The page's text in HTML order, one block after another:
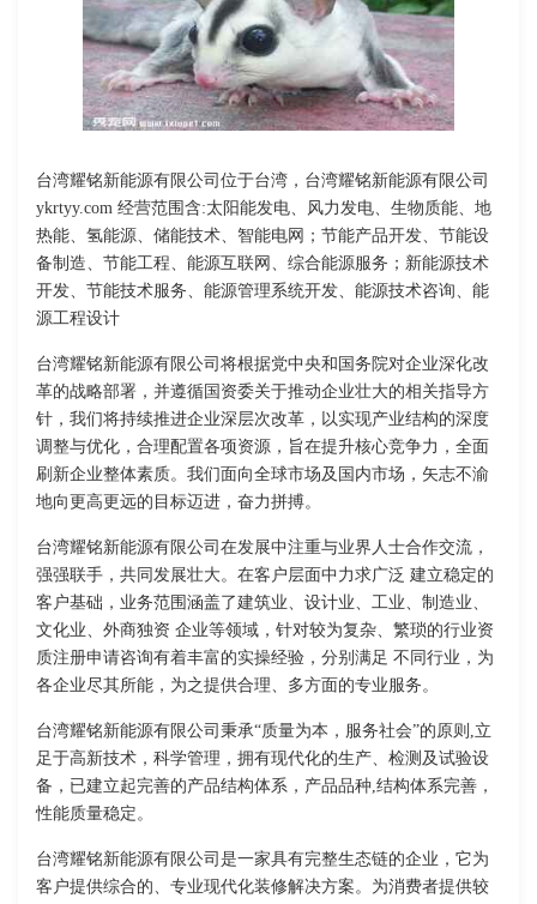
台湾耀铭新能源有限公司位于台湾，台湾耀铭新能源有限公司
ykrtyy.com 经营范围含:太阳能发电、风力发电、生物质能、地
热能、氢能源、储能技术、智能电网；节能产品开发、节能设
备制造、节能工程、能源互联网、综合能源服务；新能源技术
开发、节能技术服务、能源管理系统开发、能源技术咨询、能
源工程设计
台湾耀铭新能源有限公司将根据党中央和国务院对企业深化改
革的战略部署，并遵循国资委关于推动企业壮大的相关指导方
针，我们将持续推进企业深层次改革，以实现产业结构的深度
调整与优化，合理配置各项资源，旨在提升核心竞争力，全面
刷新企业整体素质。我们面向全球市场及国内市场，矢志不渝
地向更高更远的目标迈进，奋力拼搏。
台湾耀铭新能源有限公司在发展中注重与业界人士合作交流，
强强联手，共同发展壮大。在客户层面中力求广泛 建立稳定的
客户基础，业务范围涵盖了建筑业、设计业、工业、制造业、
文化业、外商独资 企业等领域，针对较为复杂、繁琐的行业资
质注册申请咨询有着丰富的实操经验，分别满足 不同行业，为
各企业尽其所能，为之提供合理、多方面的专业服务。
台湾耀铭新能源有限公司秉承“质量为本，服务社会”的原则,立
足于高新技术，科学管理，拥有现代化的生产、检测及试验设
备，已建立起完善的产品结构体系，产品品种,结构体系完善，
性能质量稳定。
台湾耀铭新能源有限公司是一家具有完整生态链的企业，它为
客户提供综合的、专业现代化装修解决方案。为消费者提供较